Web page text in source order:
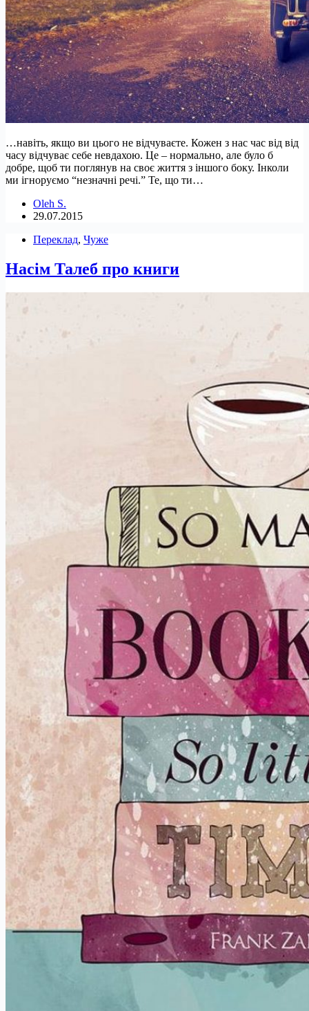
…навіть, якщо ви цього не відчуваєте. Кожен з нас час від від
часу відчуває себе невдахою. Це – нормально, але було б
добре, щоб ти поглянув на своє життя з іншого боку. Інколи
ми ігноруємо “незначні речі.” Те, що ти…
Oleh S.
29.07.2015
Переклад, Чуже
Насім Талеб про книги